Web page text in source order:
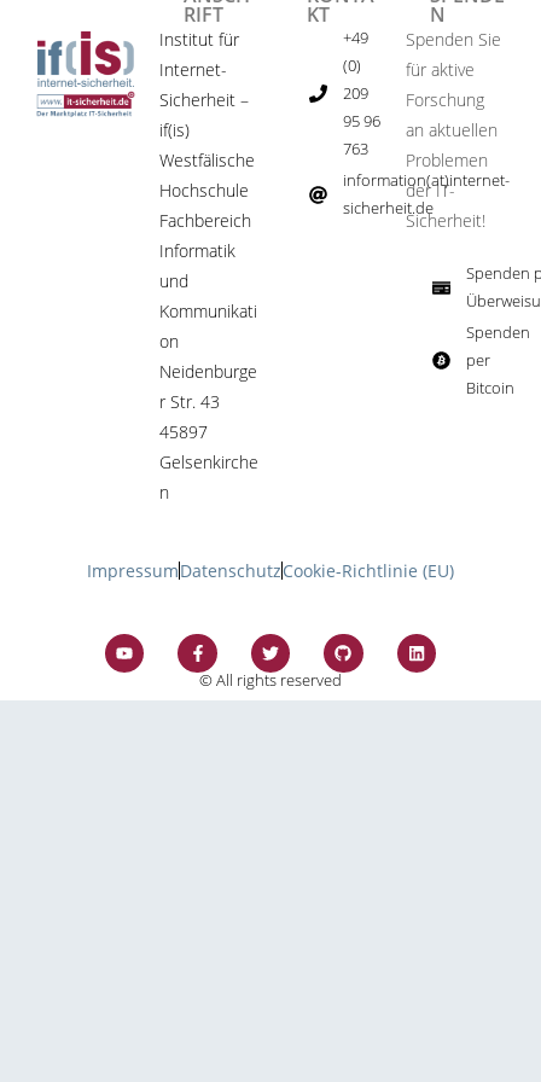
RIFT
Institut für
Internet-
Sicherheit –
if(is)
Westfälische
Hochschule
Fachbereich
Informatik
und
Kommunikati
on
Neidenburge
r Str. 43
45897
Gelsenkirche
n
KT
+49
(0)
209
95 96
763
information(at)internet-
sicherheit.de ​
N
Spenden Sie
für aktive
Forschung
an aktuellen
Problemen
der IT-
Sicherheit!​
Spenden
Spenden
per
Bitcoin​
ImpressumDatenschutzCookie-Richtlinie (EU)
© All rights reserved